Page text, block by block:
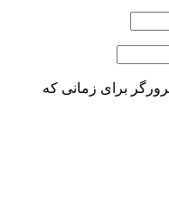
برای زمانی که